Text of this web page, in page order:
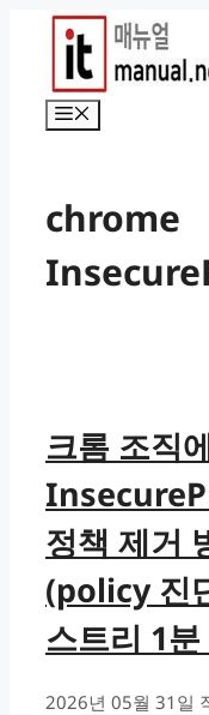
chrome
크롬 조직
정책 제거
(policy 진
스트리 1
2026년 05월 31일